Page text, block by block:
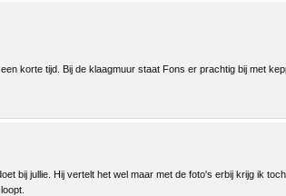
korte tijd. Bij de klaagmuur staat Fons er prachtig bij met
bij jullie. Hij vertelt het wel maar met de foto's erbij krijg ik